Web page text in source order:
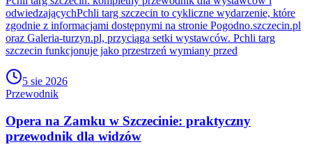
odwiedzającychPchli targ szczecin to cykliczne wydarzenie, które
zgodnie z informacjami dostępnymi na stronie Pogodno.szczecin.pl
oraz Galeria-turzyn.pl, przyciąga setki wystawców. Pchli targ
szczecin funkcjonuje jako przestrzeń wymiany przed
5 sie 2026
Przewodnik
Opera na Zamku w Szczecinie: praktyczny
przewodnik dla widzów